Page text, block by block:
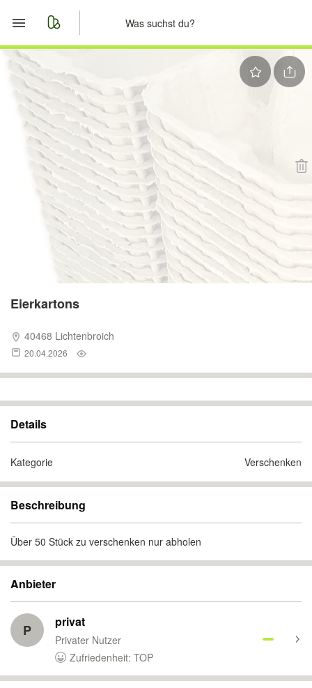
Merkliste
Nachrichten
Anzeige aufgeben
Eierkartons
40468 Lichtenbroich
20.04.2026
Details
Kategorie Verschenken
Beschreibung
Über 50 Stück zu verschenken nur abholen
Anbieter
P privat
Privater Nutzer
Zufriedenheit: TOP